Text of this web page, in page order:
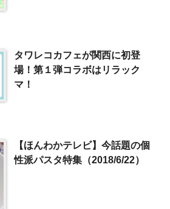
タワレコカフェが関西に初登
場！第１弾コラボはリラック
マ！
【ほんわかテレビ】今話題の個
性派パスタ特集（2018/6/22）